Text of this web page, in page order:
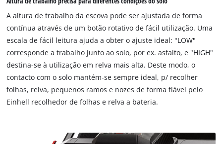
to
trackers
that
are
not
to
the
visitor.
A altura de trabalho da escova pode ser ajustada de forma
contínua através de um botão rotativo de fácil utilização. Uma
escala de fácil leitura ajuda a obter o ajuste ideal: "LOW"
corresponde a trabalho junto ao solo, por ex. asfalto, e "HIGH"
destina-se à utilização em relva mais alta. Deste modo, o
contacto com o solo mantém-se sempre ideal, p/ recolher
folhas, relva, pequenos ramos e nozes de forma fiável pelo
Einhell recolhedor de folhas e relva a bateria.